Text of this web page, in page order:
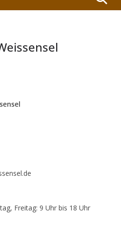
Freitag: 9 Uhr bis 18 Uhr